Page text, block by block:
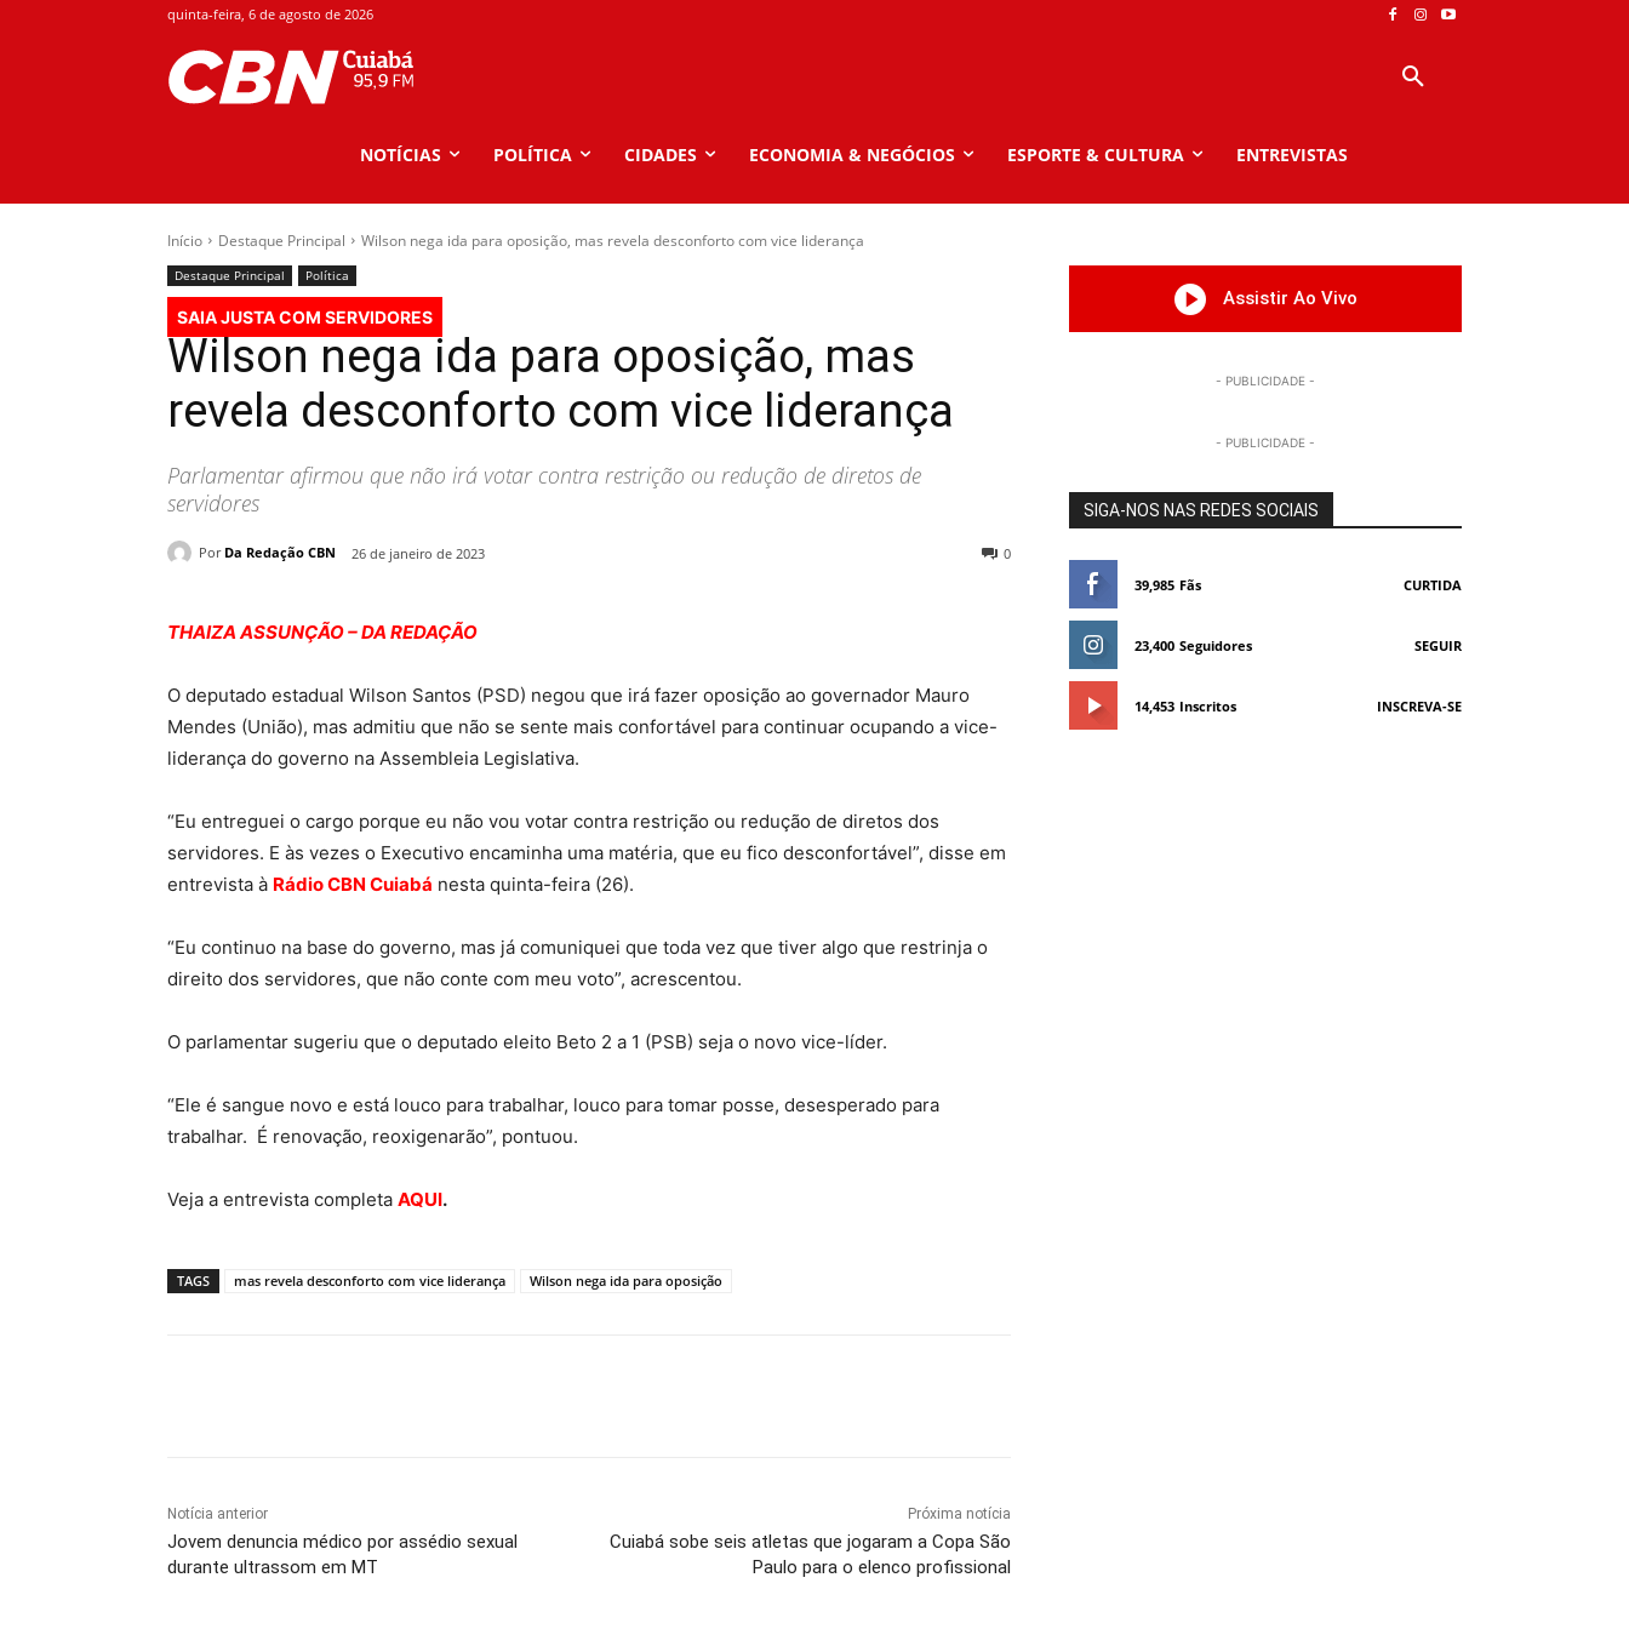
quinta-feira, 6 de agosto de 2026
NOTÍCIAS POLÍTICA CIDADES ECONOMIA & NEGÓCIOS ESPORTE & CULTURA ENTREVISTAS
Início Destaque Principal Wilson nega ida para oposição, mas revela desconforto com vice liderança
Destaque Principal Política
SAIA JUSTA COM SERVIDORES
Wilson nega ida para oposição, mas
revela desconforto com vice liderança
Parlamentar afirmou que não irá votar contra restrição ou redução de diretos de
servidores
Por Da Redação CBN 26 de janeiro de 2023 0
THAIZA ASSUNÇÃO – DA REDAÇÃO
O deputado estadual Wilson Santos (PSD) negou que irá fazer oposição ao governador Mauro
Mendes (União), mas admitiu que não se sente mais confortável para continuar ocupando a vice-
liderança do governo na Assembleia Legislativa.
“Eu entreguei o cargo porque eu não vou votar contra restrição ou redução de diretos dos
servidores. E às vezes o Executivo encaminha uma matéria, que eu fico desconfortável”, disse em
entrevista à Rádio CBN Cuiabá nesta quinta-feira (26).
“Eu continuo na base do governo, mas já comuniquei que toda vez que tiver algo que restrinja o
direito dos servidores, que não conte com meu voto”, acrescentou.
O parlamentar sugeriu que o deputado eleito Beto 2 a 1 (PSB) seja o novo vice-líder.
“Ele é sangue novo e está louco para trabalhar, louco para tomar posse, desesperado para
trabalhar. É renovação, reoxigenarão”, pontuou.
Veja a entrevista completa AQUI.
TAGS mas revela desconforto com vice liderança Wilson nega ida para oposição
Notícia anterior
Jovem denuncia médico por assédio sexual
durante ultrassom em MT
Próxima notícia
Cuiabá sobe seis atletas que jogaram a Copa São
Paulo para o elenco profissional
Assistir Ao Vivo
- PUBLICIDADE -
- PUBLICIDADE -
SIGA-NOS NAS REDES SOCIAIS
39,985 Fãs CURTIDA
23,400 Seguidores SEGUIR
14,453 Inscritos INSCREVA-SE